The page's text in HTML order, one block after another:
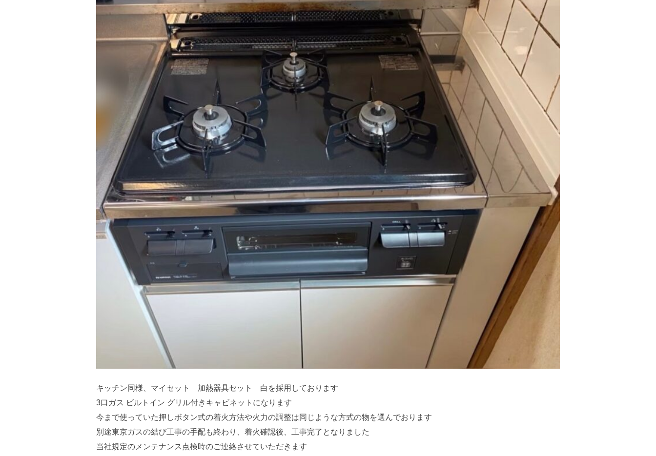
キッチン同様、マイセット 加熱器具セット 白を採用しております
3口ガス ビルトイン グリル付きキャビネットになります
今まで使っていた押しボタン式の着火方法や火力の調整は同じような方式の物を選んでおります
別途東京ガスの結び工事の手配も終わり、着火確認後、工事完了となりました
当社規定のメンテナンス点検時のご連絡させていただきます